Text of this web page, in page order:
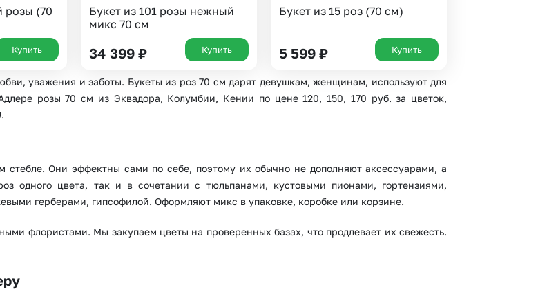
Санкт-Петербург
Уфа
Екатеринбург
розы (70
Купить
Букет из 101 розы нежный
микс 70 см
34 399 ₽ Купить
Букет из 15 роз (70 см)
5 599 ₽ Купить
уважения и заботы. Букеты из роз 70 см дарят девушкам, женщинам, используют для
розы 70 см из Эквадора, Колумбии, Кении по цене 120, 150, 170 руб. за цветок,
Они эффектны сами по себе, поэтому их обычно не дополняют аксессуарами, а
одного цвета, так и в сочетании с тюльпанами, кустовыми пионами, гортензиями,
герберами, гипсофилой. Оформляют микс в упаковке, коробке или корзине.
флористами. Мы закупаем цветы на проверенных базах, что продлевает их свежесть.